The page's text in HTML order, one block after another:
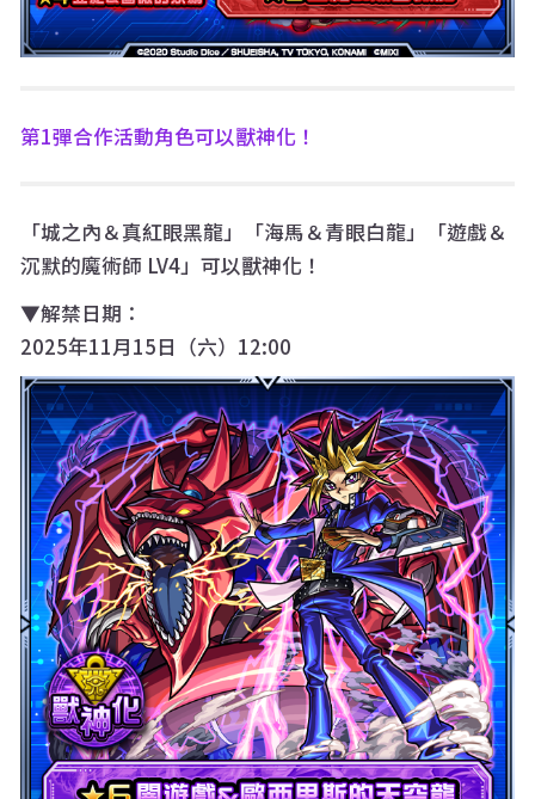
第1彈合作活動角色可以獸神化！
「城之內＆真紅眼黑龍」「海馬＆青眼白龍」「遊戲＆
沉默的魔術師 LV4」可以獸神化！
▼解禁日期：
2025年11月15日（六）12:00